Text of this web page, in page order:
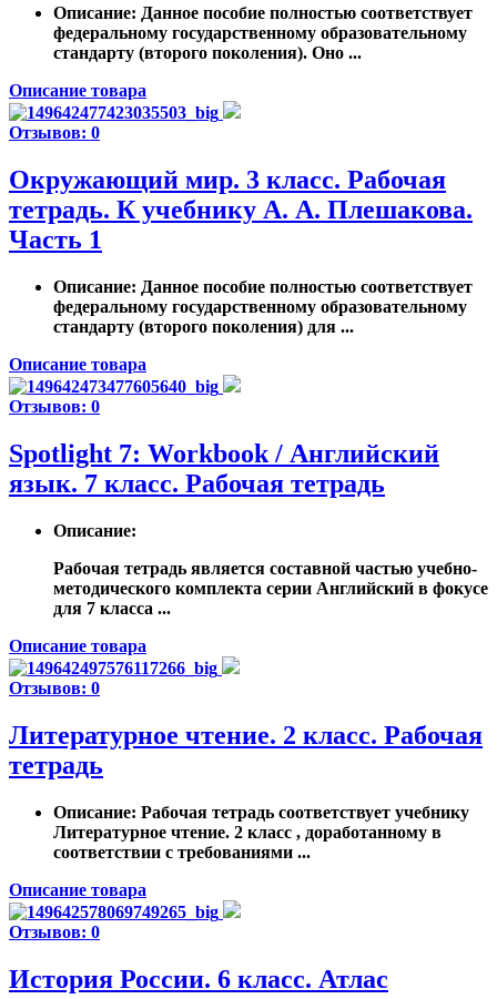
Описание: Данное пособие полностью соответствует
федеральному государственному образовательному
стандарту (второго поколения). Оно ...
Описание товара
Отзывов: 0
Окружающий мир. 3 класс. Рабочая
тетрадь. К учебнику А. А. Плешакова.
Часть 1
Описание: Данное пособие полностью соответствует
федеральному государственному образовательному
стандарту (второго поколения) для ...
Описание товара
Отзывов: 0
Spotlight 7: Workbook / Английский
язык. 7 класс. Рабочая тетрадь
Описание:
Рабочая тетрадь является составной частью учебно-
методического комплекта серии Английский в фокусе
для 7 класса ...
Описание товара
Отзывов: 0
Литературное чтение. 2 класс. Рабочая
тетрадь
Описание: Рабочая тетрадь соответствует учебнику
Литературное чтение. 2 класс , доработанному в
соответствии с требованиями ...
Описание товара
Отзывов: 0
История России. 6 класс. Атлас